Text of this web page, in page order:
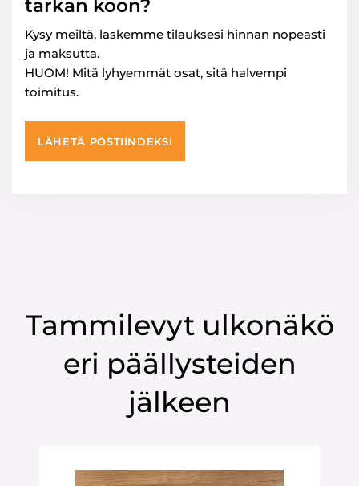
tarkan koon?
Kysy meiltä, laskemme tilauksesi hinnan nopeasti
ja maksutta.
HUOM! Mitä lyhyemmät osat, sitä halvempi
toimitus.
LÄHETÄ POSTIINDEKSI
Tammilevyt ulkonäkö
eri päällysteiden
jälkeen